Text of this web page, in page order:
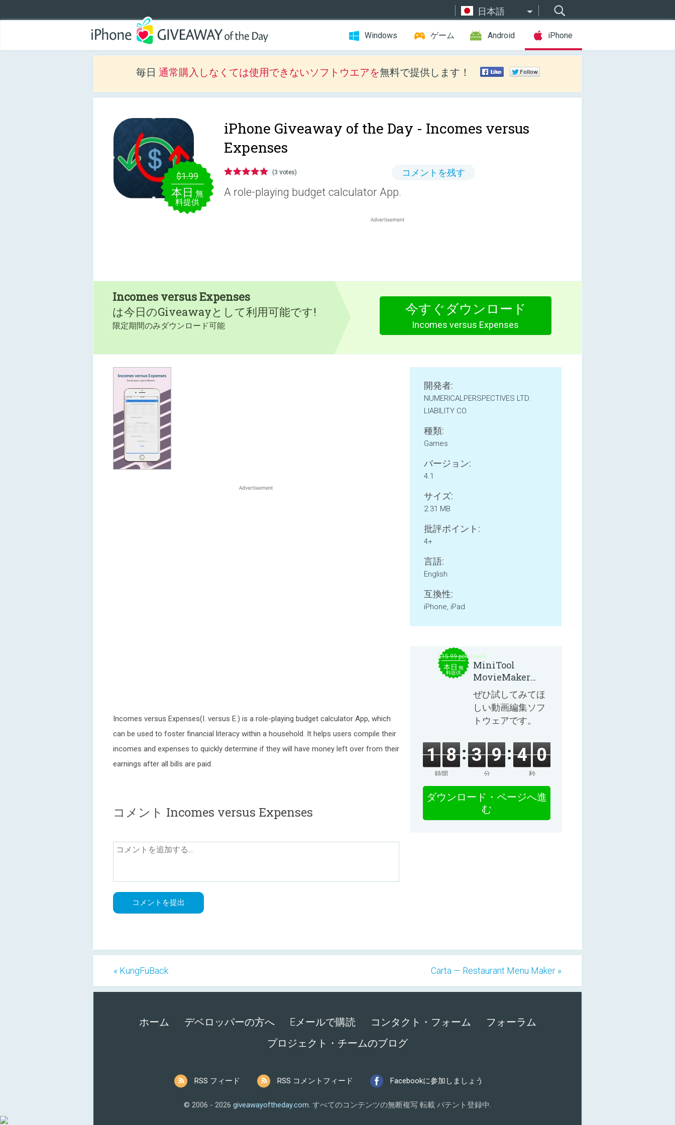
日本語
Windows ゲーム Android iPhone
毎日 通常購入しなくては使用できないソフトウエアを無料で提供します！
$1.99
本日 無
料提供
iPhone Giveaway of the Day - Incomes versus
Expenses
(3 votes) コメントを残す
A role-playing budget calculator App.
Incomes versus Expenses
は今日のGiveawayとして利用可能です!
限定期間のみダウンロード可能
今すぐダウンロード
Incomes versus Expenses
Incomes versus Expenses(I. versus E.) is a role-playing budget calculator App, which
can be used to foster financial literacy within a household. It helps users compile their
incomes and expenses to quickly determine if they will have money left over from their
earnings after all bills are paid.
開発者:
NUMERICALPERSPECTIVES LTD.
LIABILITY CO.
種類:
Games
バージョン:
4.1
サイズ:
2.31 MB
批評ポイント:
4+
言語:
English
互換性:
iPhone, iPad
コメント Incomes versus Expenses
$15.99 per month
本日 無
料提供
MiniTool
MovieMaker
8.8.0
ぜひ試してみてほ
しい動画編集ソフ
トウェアです。
1 8
時間
3 9
分
3 9
秒
ダウンロード・ページへ進
む
« KungFuBack Carta — Restaurant Menu Maker »
ホーム デベロッパーの方へ Eメールで購読 コンタクト・フォーム
フォーラム
プロジェクト・チームのブログ
RSS フィード RSS コメントフィード Facebookに参加しましょう
© 2006 - 2026 giveawayoftheday.com. すべてのコンテンツの無断複写 転載 パテント登録中.